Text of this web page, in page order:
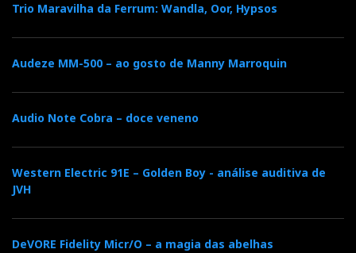
Trio Maravilha da Ferrum: Wandla, Oor, Hypsos
Audeze MM-500 – ao gosto de Manny Marroquin
Audio Note Cobra – doce veneno
Western Electric 91E – Golden Boy - análise auditiva de
JVH
DeVORE Fidelity Micr/O – a magia das abelhas